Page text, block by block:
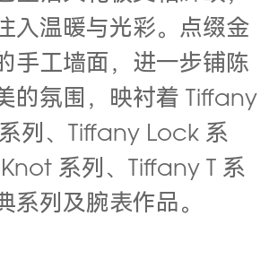
入温暖与光彩。点缀金
手工墙面，进一步铺陈
的氛围，映衬着 Tiffany
列、Tiffany Lock 系
系列、Tiffany T 系
系列及腕表作品。